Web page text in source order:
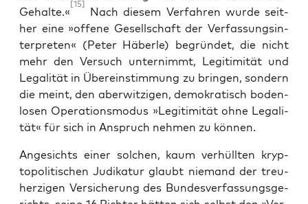
Gehal­te.«
[15]
Nach die­sem Ver­fah­ren wur­de seit­
her eine »offe­ne Gesell­schaft der Ver­fas­sungs­in­
ter­pre­ten« (Peter Häber­le) begrün­det, die nicht
mehr den Ver­such unter­nimmt, Legi­ti­mi­tät und
Lega­li­tät in Über­ein­stim­mung zu brin­gen, son­dern
die meint, den aber­wit­zi­gen, demo­kra­tisch boden­
lo­sen Ope­ra­ti­ons­mo­dus »Legi­ti­mi­tät ohne Lega­li­
tät« für sich in Anspruch neh­men zu können.
Ange­sichts einer sol­chen, kaum ver­hüll­ten kryp­
top­o­li­ti­schen Judi­ka­tur glaubt nie­mand der treu­
her­zi­gen Ver­si­che­rung des Bun­des­ver­fas­sungs­ge­